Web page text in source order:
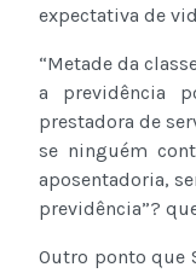
expectativa de
“Metade da
a previdência
prestadora de
se ninguém
aposentadoria,
previdência”?
Outro ponto que